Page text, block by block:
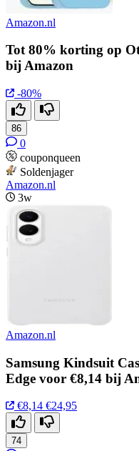
Amazon.nl
Tot 80% korting op
bij Amazon
-80%
86
0
couponqueen
Soldenjager
Amazon.nl
3w
Amazon.nl
Samsung Kindsuit
Edge voor €8,14 bij
€8,14 €24,95
74